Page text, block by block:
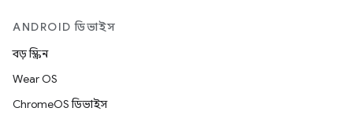
ANDROID ডিভাইস
বড় স্ক্রিন
Wear OS
ChromeOS ডিভাইস